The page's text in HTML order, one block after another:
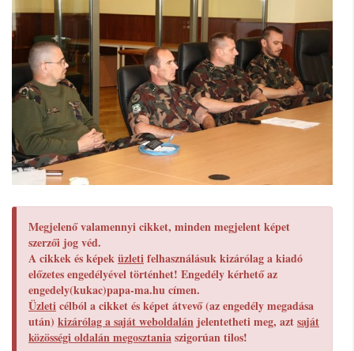
Megjelenő valamennyi cikket, minden megjelent képet
szerzői jog véd.
A cikkek és képeküzletifelhasználásuk kizárólag a kiadó
előzetes engedélyével történhet! Engedély kérhető az
engedely(kukac)papa-ma.hu címen.
Üzleticélból a cikket és képet átvevő (az engedély megadása
után) kizárólag a saját weboldalán jelentetheti meg, aztsaját
közösségi oldalán megosztaniaszigorúan tilos!